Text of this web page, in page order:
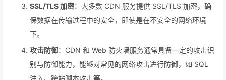
SSL/TLS 加密：大多数 CDN 服务提供 SSL/TLS 加密，确
保数据在传输过程中的安全，即使是在不安全的网络环境
下。
攻击防御：CDN 和 Web 防火墙服务通常具备一定的攻击识
别与防御能力，能够对常见的网络攻击进行防御，如 SQL
注入、跨站脚本攻击等。